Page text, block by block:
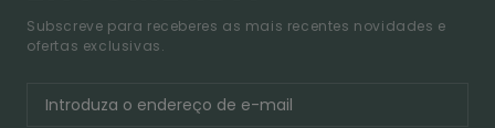
Subscreve para receberes as mais recentes novidades e
ofertas exclusivas.